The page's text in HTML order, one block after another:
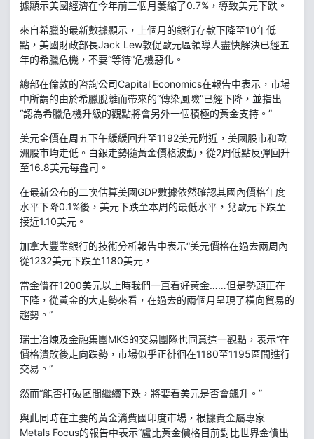
據顯示美國經濟在今年前三個月萎縮了0.7%，導致美元下跌。
來自希臘的最新數據顯示，上個月的銀行存款下降至10年低
點，美國財政部長Jack Lew敦促歐元區領導人盡快解決已經五
年的希臘危機，不要“等待”危機惡化。
總部在倫敦的咨詢公司Capital Economics在報告中表示，市場
中所謂的由於希臘脫離而帶來的“傳染風險”已經下降，並指出
“認為希臘危機升級的觀點將會另外一個積極的黃金支持。”
美元金價在周五下午緩緩回升至1192美元附近，美國股市和歐
洲股市均走低。白銀走勢隨黃金價格波動，從2周低點反彈回升
至16.8美元每盎司。
在最新公布的二次估算美國GDP數據依然確認其國內價格年度
水平下降0.1%後，美元下跌至本周的最低水平，兌歐元下跌至
接近1.10美元。
加拿大豐業銀行的技術分析報告中表示“美元價格在過去兩周內
從1232美元下跌至1180美元，
當金價在1200美元以上時我們一直看好黃金……但是勢頭正在
下降，從黃金的大走勢來看，在過去的兩個月呈現了橫向貿易的
趨勢。”
瑞士冶煉及金融集團MKS的交易團隊也同意這一觀點，表示“在
價格潰敗後走向跌勢，市場似乎正徘徊在1180至1195區間進行
交易。”
然而“能否打破區間繼續下跌，將要看美元是否會飆升。”
與此同時在主要的黃金消費國印度市場，根據貴金屬專家
Metals Focus的報告中表示“盧比黃金價格目前對比世界金價出